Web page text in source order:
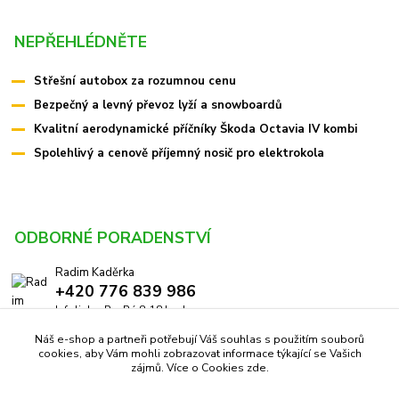
NEPŘEHLÉDNĚTE
Střešní autobox za rozumnou cenu
Bezpečný a levný převoz lyží a snowboardů
Kvalitní aerodynamické příčníky Škoda Octavia IV kombi
Spolehlivý a cenově příjemný nosič pro elektrokola
ODBORNÉ PORADENSTVÍ
Radim Kaděrka
+420 776 839 986
Infolinka: Po-Pá 8-18 hod.
info@pricniky.cz
Náš e-shop a partneři potřebují Váš souhlas s použitím souborů
cookies, aby Vám mohli zobrazovat informace týkající se Vašich
zájmů. Více o Cookies zde.